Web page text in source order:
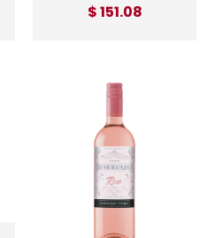
$ 151.08